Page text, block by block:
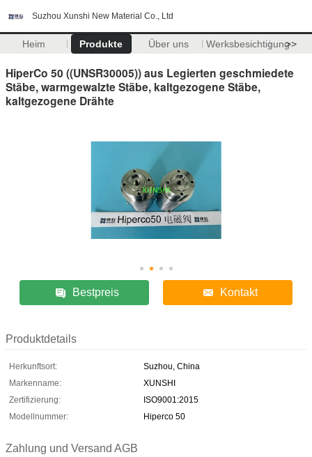
Suzhou Xunshi New Material Co., Ltd
Heim Produkte Über uns Werksbesichtigung>>
HiperCo 50 ((UNSR30005)) aus Legierten geschmiedete
Stäbe, warmgewalzte Stäbe, kaltgezogene Stäbe,
kaltgezogene Drähte
Bestpreis Kontakt
Produktdetails
Herkunftsort:
Suzhou, China
Markenname:
XUNSHI
Zertifizierung:
ISO9001:2015
Modellnummer:
Hiperco 50
Zahlung und Versand AGB